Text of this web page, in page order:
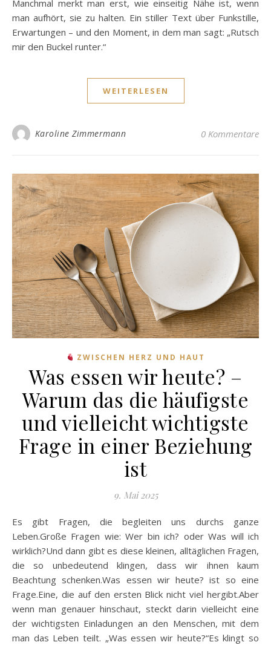
Manchmal merkt man erst, wie einseitig Nähe ist, wenn
man aufhört, sie zu halten. Ein stiller Text über Funkstille,
Erwartungen – und den Moment, in dem man sagt: „Rutsch
mir den Buckel runter.“
WEITERLESEN
Karoline Zimmermann 0 Kommentare
ZWISCHEN HERZ UND HAUT
Was essen wir heute? –
Warum das die häufigste
und vielleicht wichtigste
Frage in einer Beziehung
ist
9. Mai 2025
Es gibt Fragen, die begleiten uns durchs ganze
Leben.Große Fragen wie: Wer bin ich? oder Was will ich
wirklich?Und dann gibt es diese kleinen, alltäglichen Fragen,
die so unbedeutend klingen, dass wir ihnen kaum
Beachtung schenken.Was essen wir heute? ist so eine
Frage.Eine, die auf den ersten Blick nicht viel hergibt.Aber
wenn man genauer hinschaut, steckt darin vielleicht eine
der wichtigsten Einladungen an den Menschen, mit dem
man das Leben teilt. „Was essen wir heute?“Es klingt so